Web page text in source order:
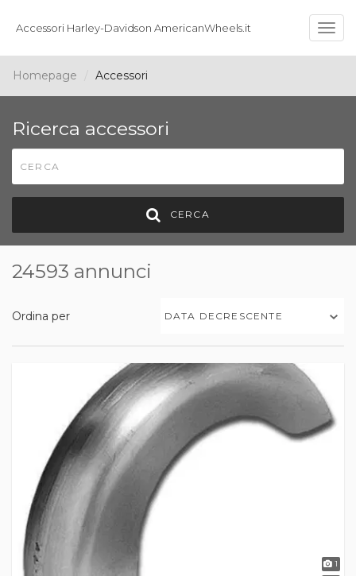
Accessori Harley-Davidson AmericanWheels.it
Homepage Accessori
Ricerca accessori
CERCA
24593 annunci
Ordina per DATA DECRESCENTE
1